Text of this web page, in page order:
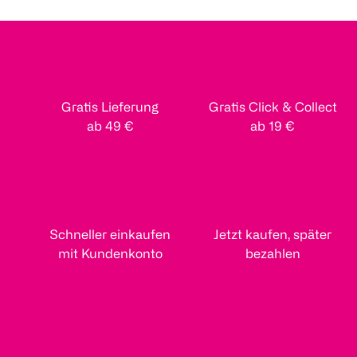
Gratis Lieferung
ab 49 €
Gratis Click & Collect
ab 19 €
Schneller einkaufen
mit Kundenkonto
Jetzt kaufen, später
bezahlen